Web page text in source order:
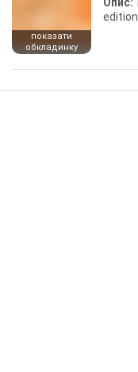
показати
обкладинку
edition